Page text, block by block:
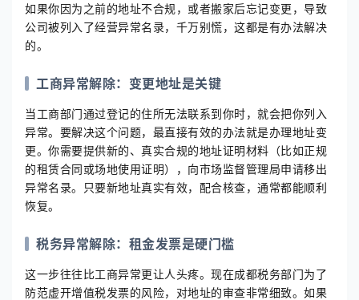
如果你因为之前的地址不合规，或者搬家后忘记变更，导致
公司被列入了经营异常名录，千万别慌，这都是有办法解决
的。
工商异常解除：变更地址是关键
当工商部门通过登记的住所无法联系到你时，就会把你列入
异常。要解决这个问题，最直接有效的办法就是办理地址变
更。你需要提供新的、真实合规的地址证明材料（比如正规
的租赁合同或场地使用证明），向市场监督管理局申请移出
异常名录。只要新地址真实有效，配合核查，通常都能顺利
恢复。
税务异常解除：租金发票是硬门槛
这一步往往比工商异常更让人头疼。现在成都税务部门为了
防范虚开增值税发票的风险，对地址的审查非常细致。如果